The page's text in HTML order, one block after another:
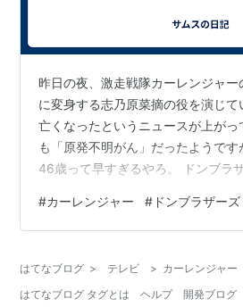
昨日の夜、激走戦隊カーレンジャ
に変身する志乃原菜摘の役を演じ
亡くなったというニュースが上がっ
も「原発不明がん」だったようで
46歳って早すぎるやろ。 ドンブラ
のだろう。
#カーレンジャー # ドンブラザーズ
はてなブログ > テレビ > カーレンジャー
はてなブログ タグとは
ヘルプ 開発ブログ